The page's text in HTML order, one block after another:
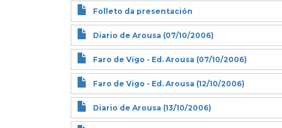
Folleto da presentación
Diario de Arousa (07/10/2006)
Faro de Vigo - Ed. Arousa (07/10/2006)
Faro de Vigo - Ed. Arousa (12/10/2006)
Diario de Arousa (13/10/2006)